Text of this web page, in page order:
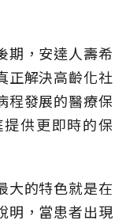
期，安達人壽希
正解決高齡化社
程發展的醫療保
供更即時的保
大的特色就是在
明，當患者出現